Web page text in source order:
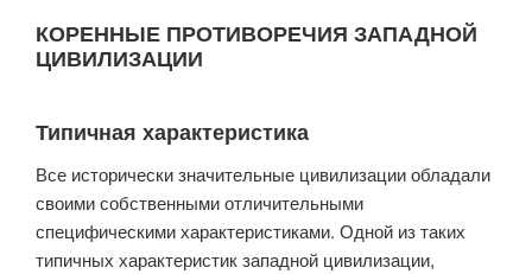
КОРЕННЫЕ ПРОТИВОРЕЧИЯ ЗАПАДНОЙ
ЦИВИЛИЗАЦИИ
Типичная характеристика
Все исторически значительные цивилизации обладали
своими собствен­ными отличительными
специфическими характеристиками. Одной из таких
типичных характеристик западной цивилизации,